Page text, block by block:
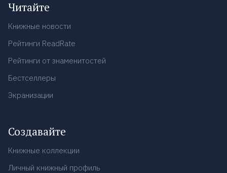
Читайте
Книжные новости
Рейтинги ReadRate
Рейтинги от знаменитостей
Бестселлеры
Экранизации
Создавайте
Книжные коллекции
Личный книжный профиль